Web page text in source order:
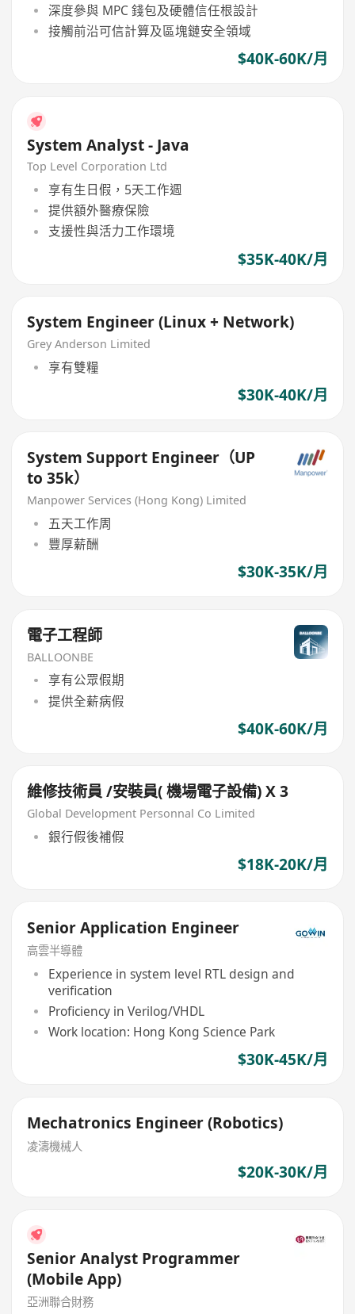
深度參與 MPC 錢包及硬體信任根設計
接觸前沿可信計算及區塊鏈安全領域
$40K-60K/月
System Analyst - Java
Top Level Corporation Ltd
享有生日假，5天工作週
提供額外醫療保險
支援性與活力工作環境
$35K-40K/月
System Engineer (Linux + Network)
Grey Anderson Limited
享有雙糧
$30K-40K/月
System Support Engineer（UP
to 35k）
Manpower Services (Hong Kong) Limited
五天工作周
豐厚薪酬
$30K-35K/月
電子工程師
BALLOONBE
享有公眾假期
提供全薪病假
$40K-60K/月
維修技術員 /安裝員( 機場電子設備) X 3
Global Development Personnal Co Limited
銀行假後補假
$18K-20K/月
Senior Application Engineer
高雲半導體
Experience in system level RTL design and
verification
Proficiency in Verilog/VHDL
Work location: Hong Kong Science Park
$30K-45K/月
Mechatronics Engineer (Robotics)
凌濤機械人
$20K-30K/月
Senior Analyst Programmer
(Mobile App)
亞洲聯合財務